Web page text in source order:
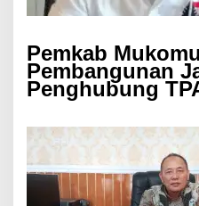
Pemkab
Pembangunan
Penghubung